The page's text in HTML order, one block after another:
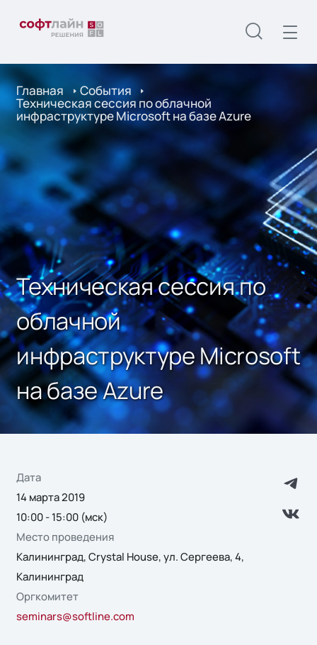
Главная События
Техническая сессия по облачной
инфраструктуре Microsoft на базе Azure
Техническая сессия по
облачной
инфраструктуре Microsoft
на базе Azure
Дата
14 марта 2019
10:00 - 15:00 (мск)
Место проведения
Калининград, Crystal House, ул. Сергеева, 4,
Калининград
Оргкомитет
seminars@softline.com